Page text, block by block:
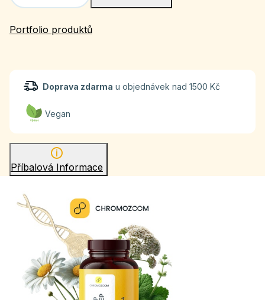
Portfolio produktů
Doprava zdarma u objednávek nad 1500 Kč
Vegan
Příbalová Informace